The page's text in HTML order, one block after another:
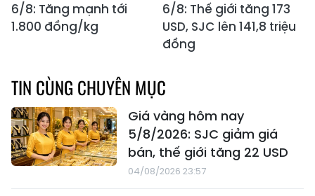
6/8: Tăng mạnh tới
1.800 đồng/kg
6/8: Thế giới tăng 173
USD, SJC lên 141,8 triệu
đồng
TIN CÙNG CHUYÊN MỤC
Giá vàng hôm nay
5/8/2026: SJC giảm giá
bán, thế giới tăng 22 USD
04/08/2026 23:57